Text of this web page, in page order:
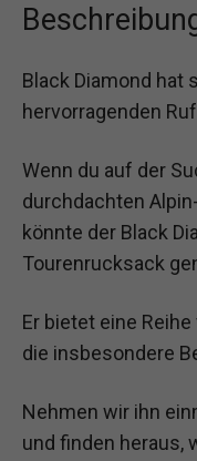
Black Diamond hat
hervorragenden
Wenn du auf der
durchdachten
könnte der Black
Tourenrucksack
Er bietet eine
die insbesondere
Nehmen wir ihn
und finden heraus,